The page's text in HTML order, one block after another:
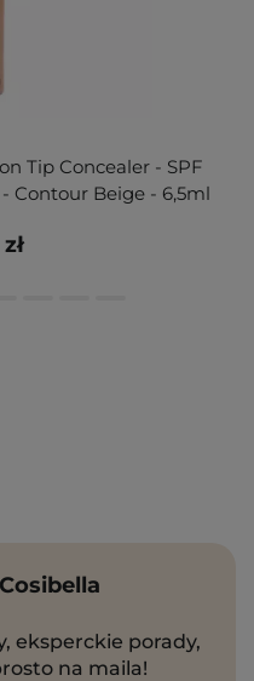
Tip Concealer - SPF
Contour Beige - 6,5ml
eksperckie porady,
na maila!